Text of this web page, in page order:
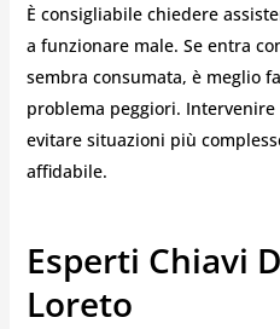
È consigliabile chiedere
a funzionare male. Se entra
sembra consumata, è meglio
problema peggiori.
evitare situazioni più
affidabile.
Esperti Chiavi
Loreto